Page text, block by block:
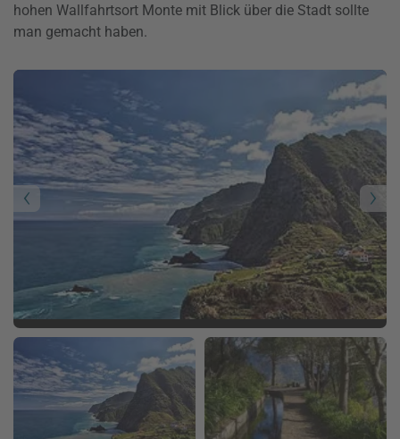
hohen Wallfahrtsort Monte mit Blick über die Stadt sollte
man gemacht haben.